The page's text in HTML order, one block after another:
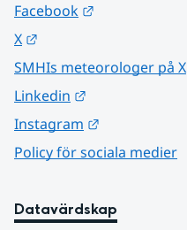
Facebook
X
SMHIs meteorologer på X
Linkedin
Instagram
Policy för sociala medier
Datavärdskap